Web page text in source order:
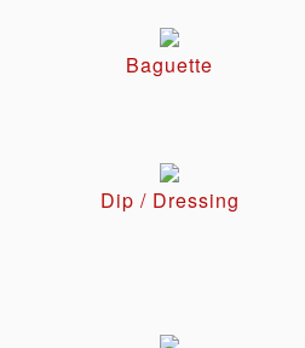
Baguette
Dip / Dressing